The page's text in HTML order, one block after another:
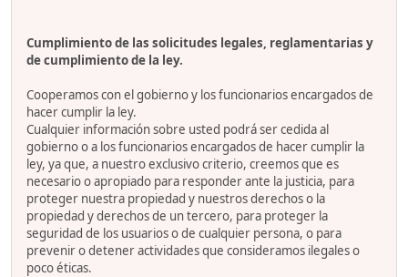
Cumplimiento de las solicitudes legales, reglamentarias y
de cumplimiento de la ley.
Cooperamos con el gobierno y los funcionarios encargados de
hacer cumplir la ley.
Cualquier información sobre usted podrá ser cedida al
gobierno o a los funcionarios encargados de hacer cumplir la
ley, ya que, a nuestro exclusivo criterio, creemos que es
necesario o apropiado para responder ante la justicia, para
proteger nuestra propiedad y nuestros derechos o la
propiedad y derechos de un tercero, para proteger la
seguridad de los usuarios o de cualquier persona, o para
prevenir o detener actividades que consideramos ilegales o
poco éticas.